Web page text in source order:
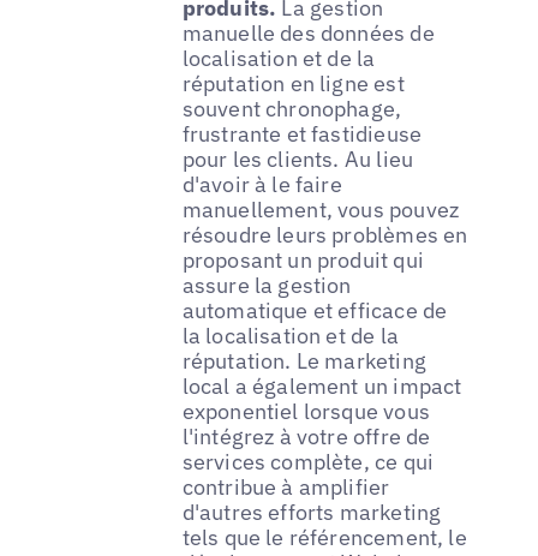
produits. La gestion
manuelle des données de
localisation et de la
réputation en ligne est
souvent chronophage,
frustrante et fastidieuse
pour les clients. Au lieu
d'avoir à le faire
manuellement, vous pouvez
résoudre leurs problèmes en
proposant un produit qui
assure la gestion
automatique et efficace de
la localisation et de la
réputation. Le marketing
local a également un impact
exponentiel lorsque vous
l'intégrez à votre offre de
services complète, ce qui
contribue à amplifier
d'autres efforts marketing
tels que le référencement, le